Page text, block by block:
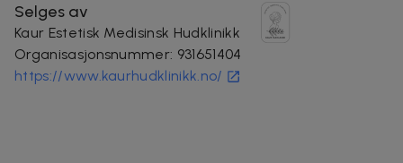
Selges av
Kaur Estetisk Medisinsk Hudklinikk
Organisasjonsnummer: 931651404
https://www.kaurhudklinikk.no/